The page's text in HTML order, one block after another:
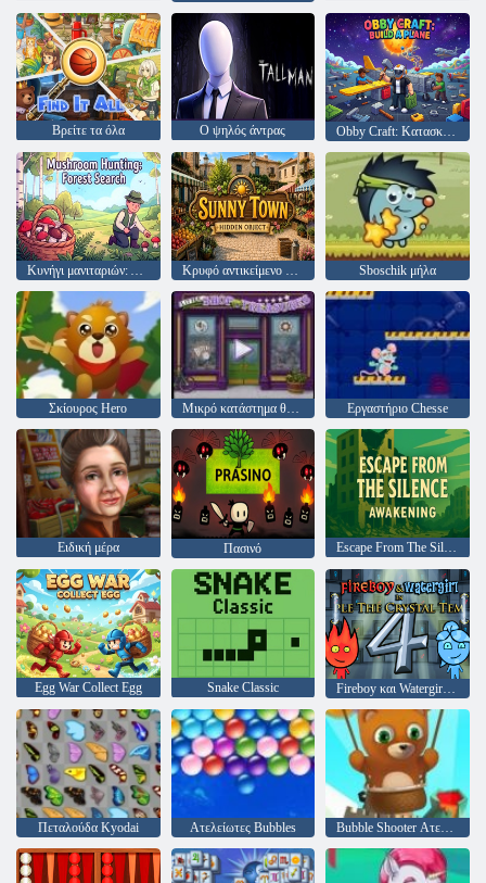
Βρείτε τα όλα Ο ψηλός άντρας Obby Craft: Κατασκευάστε ένα αεροπλάνο
Κυνήγι μανιταριών: Αναζήτηση στο δάσος Κρυφό αντικείμενο Sunny Town Sboschik μήλα
Σκίουρος Hero Μικρό κατάστημα θησαυρών Εργαστήριο Chesse
Ειδική μέρα Πασινό Escape From The Silence Awakening
Egg War Collect Egg Snake Classic Fireboy και Watergirl 4: Crystal Temple
Πεταλούδα Kyodai Ατελείωτες Bubbles